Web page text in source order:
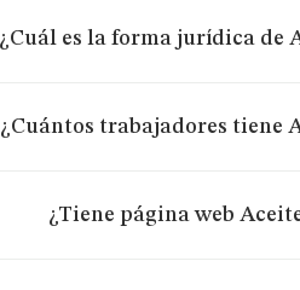
¿Cuál es la forma jurídica de
¿Cuántos trabajadores tiene
¿Tiene página web